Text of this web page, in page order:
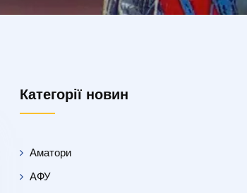
Категорії новин
Аматори
АФУ